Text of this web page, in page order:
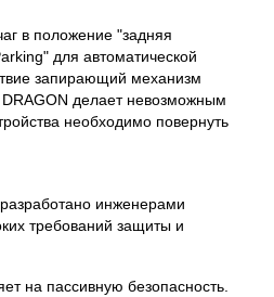
в положение "задняя
для автоматической
запирающий механизм
делает невозможным
необходимо повернуть
инженерами
требований защиты и
на пассивную безопасность.